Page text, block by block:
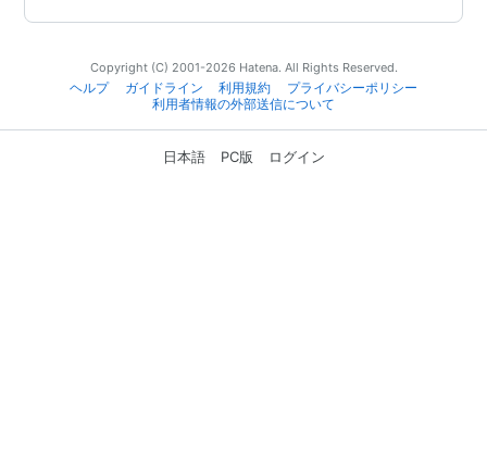
Copyright (C) 2001-2026 Hatena. All Rights Reserved.
ヘルプ
ガイドライン 利用規約
プライバシーポリシー
利用者情報の外部送信について
日本語 PC版 ログイン